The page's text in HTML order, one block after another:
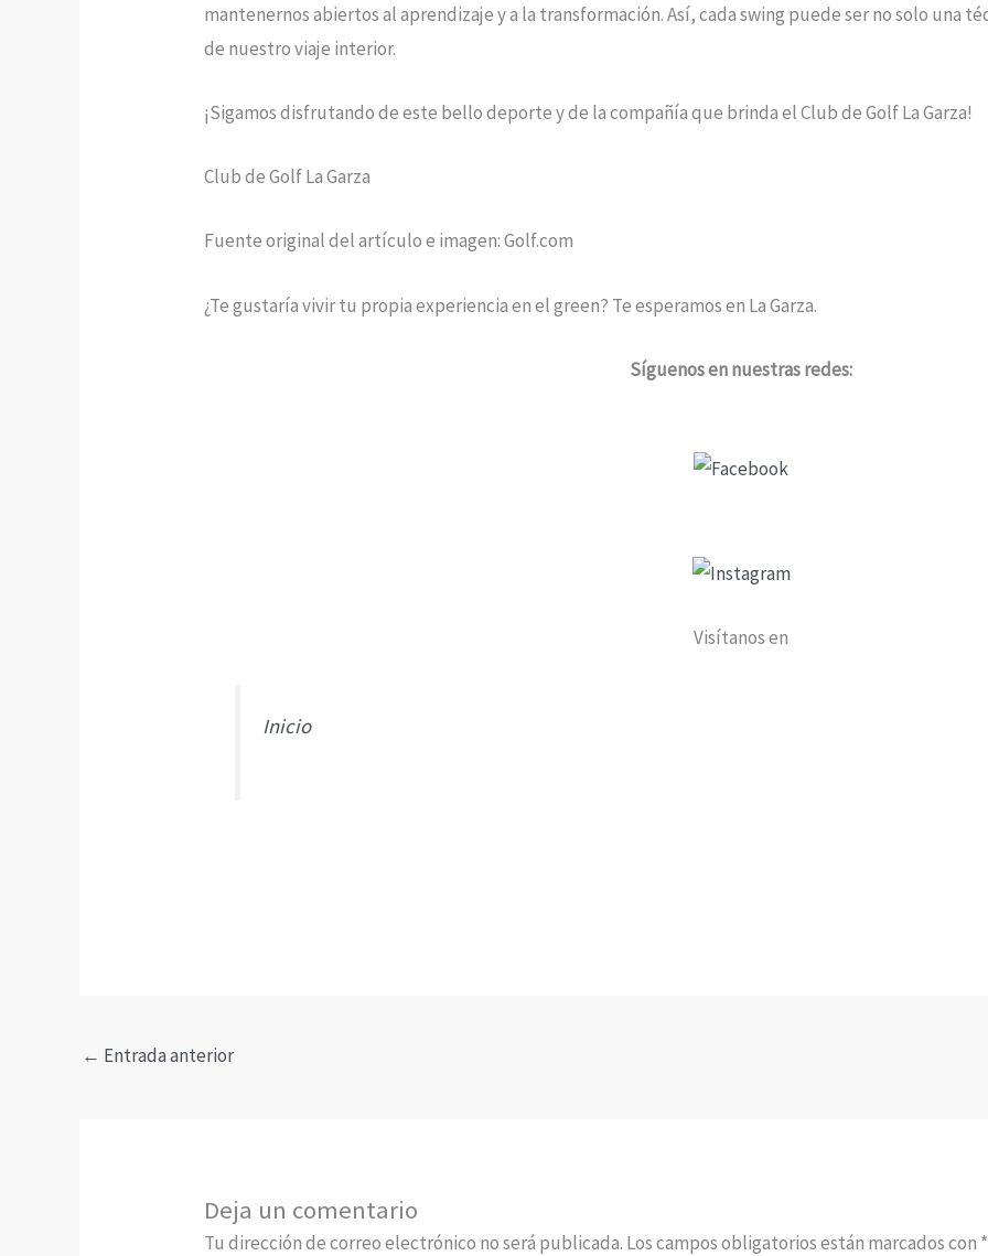
mantenernos abiertos al aprendizaje y a la transformación. Así, cada swing puede ser no solo una
de nuestro viaje interior.
¡Sigamos disfrutando de este bello deporte y de la compañía que brinda el Club de Golf La Garza!
Club de Golf La Garza
Fuente original del artículo e imagen: Golf.com
¿Te gustaría vivir tu propia experiencia en el green? Te esperamos en La Garza.
Síguenos en nuestras redes:
Visítanos en
Inicio
← Entrada anterior
Deja un comentario
Tu dirección de correo electrónico no será publicada. Los campos obligatorios están marcados con *